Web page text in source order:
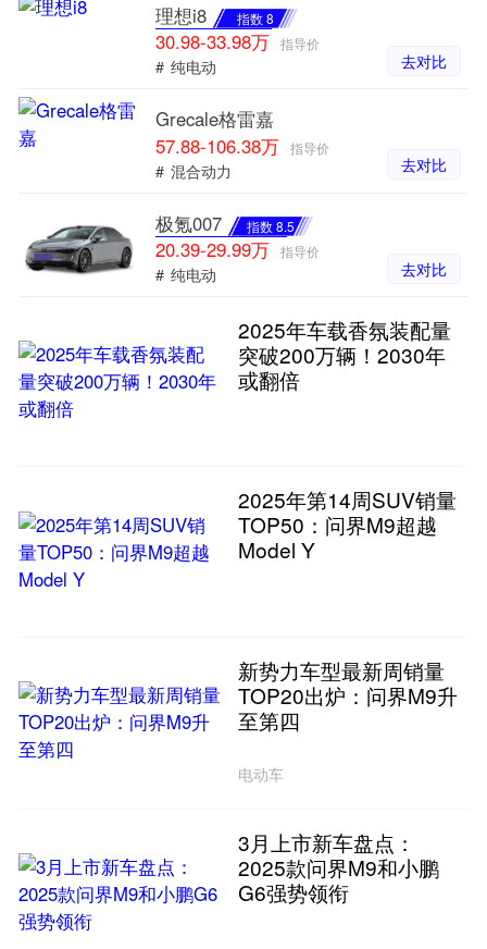
理想i8 指数 8
30.98-33.98万 指导价
# 纯电动 去对比
Grecale格雷嘉
57.88-106.38万 指导价
# 混合动力 去对比
极氪007 指数 8.5
20.39-29.99万 指导价
# 纯电动 去对比
2025年车载香氛装配量
突破200万辆！2030年
或翻倍
2025年第14周SUV销量
TOP50：问界M9超越
Model Y
新势力车型最新周销量
TOP20出炉：问界M9升
至第四
电动车
3月上市新车盘点：
2025款问界M9和小鹏
G6强势领衔